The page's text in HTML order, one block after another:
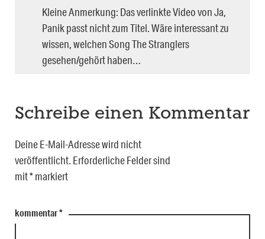
Kleine Anmerkung: Das verlinkte Video von Ja,
Panik passt nicht zum Titel. Wäre interessant zu
wissen, welchen Song The Stranglers
gesehen/gehört haben…
Schreibe einen Kommentar
Deine E-Mail-Adresse wird nicht
veröffentlicht. Erforderliche Felder sind
mit*markiert
kommentar*